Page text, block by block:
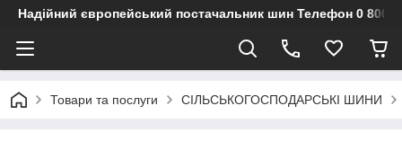
Надійний європейський постачальник шин Телефон 0 800
Товари та послуги СІЛЬСЬКОГОСПОДАРСЬКІ ШИНИ